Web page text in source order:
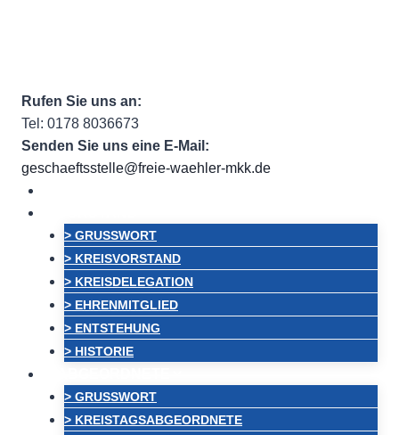
Rufen Sie uns an:
Tel: 0178 8036673
Senden Sie uns eine E-Mail:
geschaeftsstelle@freie-waehler-mkk.de
> GRUSSWORT
> KREISVORSTAND
> KREISDELEGATION
> EHRENMITGLIED
> ENTSTEHUNG
> HISTORIE
> GRUSSWORT
> KREISTAGSABGEORDNETE